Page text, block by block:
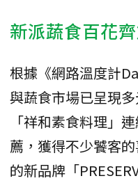
新派蔬食百花
根據《網路溫度計
與蔬食市場已呈現
「祥和素食料理」
薦，獲得不少饕客
的新品牌「